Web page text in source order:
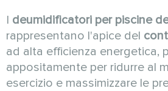
I deumidificatori per piscine
rappresentano l'apice del
ad alta efficienza energetica,
appositamente per ridurre al
esercizio e massimizzare le